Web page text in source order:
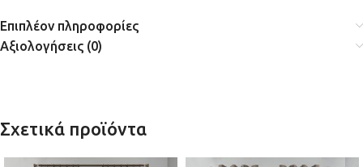
Επιπλέον πληροφορίες
Αξιολογήσεις (0)
Σχετικά προϊόντα